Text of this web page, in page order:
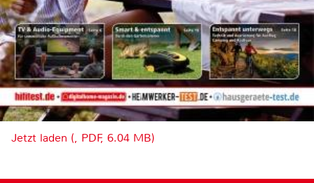
Jetzt laden (, PDF, 6.04 MB)